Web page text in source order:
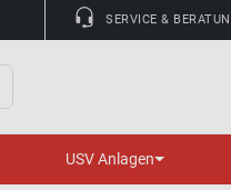
SERVICE &
USV Anlagen